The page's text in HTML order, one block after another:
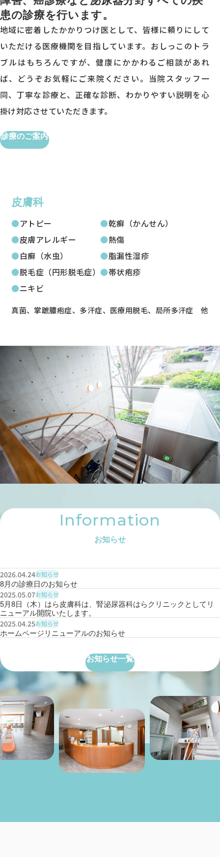
患の診療を行います。
地域に密着したかかりつけ医として、皆様に頼りにして
いただける医療機関を目指しています。おしっこのトラ
ブルはもちろんですが、健康にかかわるご相談があれ
ば、どうぞお気軽にご来院ください。当院スタッフ一
同、丁寧な診療と、正確な診断、わかりやすい説明を心
掛け対応させていただきます。
診療のご案内
皮膚科
アトピー
皮膚アレルギー
白癬（水虫）
脱毛症（円形脱毛症）
ニキビ
乾癬（かんせん）
熱傷
脂漏性湿疹
帯状疱疹
真菌、掌蹠膿疱症、多汗症、医療用脱毛、局所多汗症 他
Information
お知らせ
2026.04.24お知らせ
8月の診療日のお知らせ
2025.05.07お知らせ
5月8日（木）はら皮膚科は、腎泌尿器科はらクリニックとしてリ
ニューアル開院いたします。
2025.04.25お知らせ
ホームページリニューアルのお知らせ
お知らせ一覧